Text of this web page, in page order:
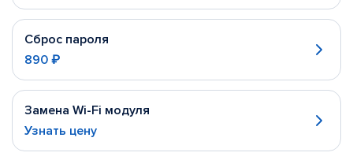
Сброс пароля
890 ₽
Замена Wi-Fi модуля
Узнать цену